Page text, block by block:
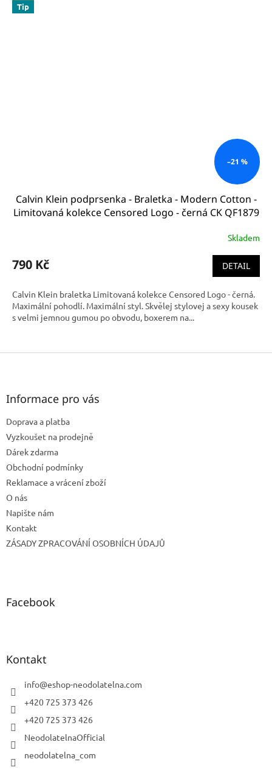
Tip
–21 %
Calvin Klein podprsenka - Braletka - Modern Cotton -
Limitovaná kolekce Censored Logo - černá CK QF1879
Skladem
790 Kč DETAIL
Calvin Klein braletka Limitovaná kolekce Censored Logo - černá.
Maximální pohodlí. Maximální styl. Skvělej stylovej a sexy kousek
s velmi jemnou gumou po obvodu, boxerem na...
Z
Informace pro vás
Doprava a platba
Vyzkoušet na prodejně
Dárek zdarma
Obchodní podmínky
Reklamace a vrácení zboží
O nás
Napište nám
Kontakt
ZÁSADY ZPRACOVÁNÍ OSOBNÍCH ÚDAJŮ
Facebook
Kontakt
info@eshop-neodolatelna.com
+420 725 373 426
+420 725 373 426
NeodolatelnaOfficial
neodolatelna_com